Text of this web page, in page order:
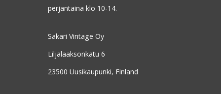
perjantaina klo 10-14.
Sakari Vintage Oy
Liljalaaksonkatu 6
23500 Uusikaupunki, Finland